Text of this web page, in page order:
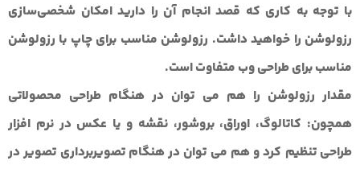
با توجه به کاری که قصد انجام آن را دارید امکان شخصی‌سازی
رزولوشن را خواهید داشت. رزولوشن مناسب برای چاپ با رزولوشن
مناسب برای طراحی وب متفاوت است.
مقدار رزولوشن را هم می توان در هنگام طراحی محصولاتی
همچون: کاتالوگ، اوراق، بروشور، نقشه و یا عکس در نرم افزار
طراحی تنظیم کرد و هم می توان در هنگام تصویربرداری تصویر در